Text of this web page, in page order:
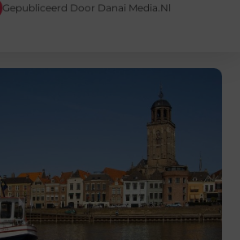
Gepubliceerd Door Danai Media.nl